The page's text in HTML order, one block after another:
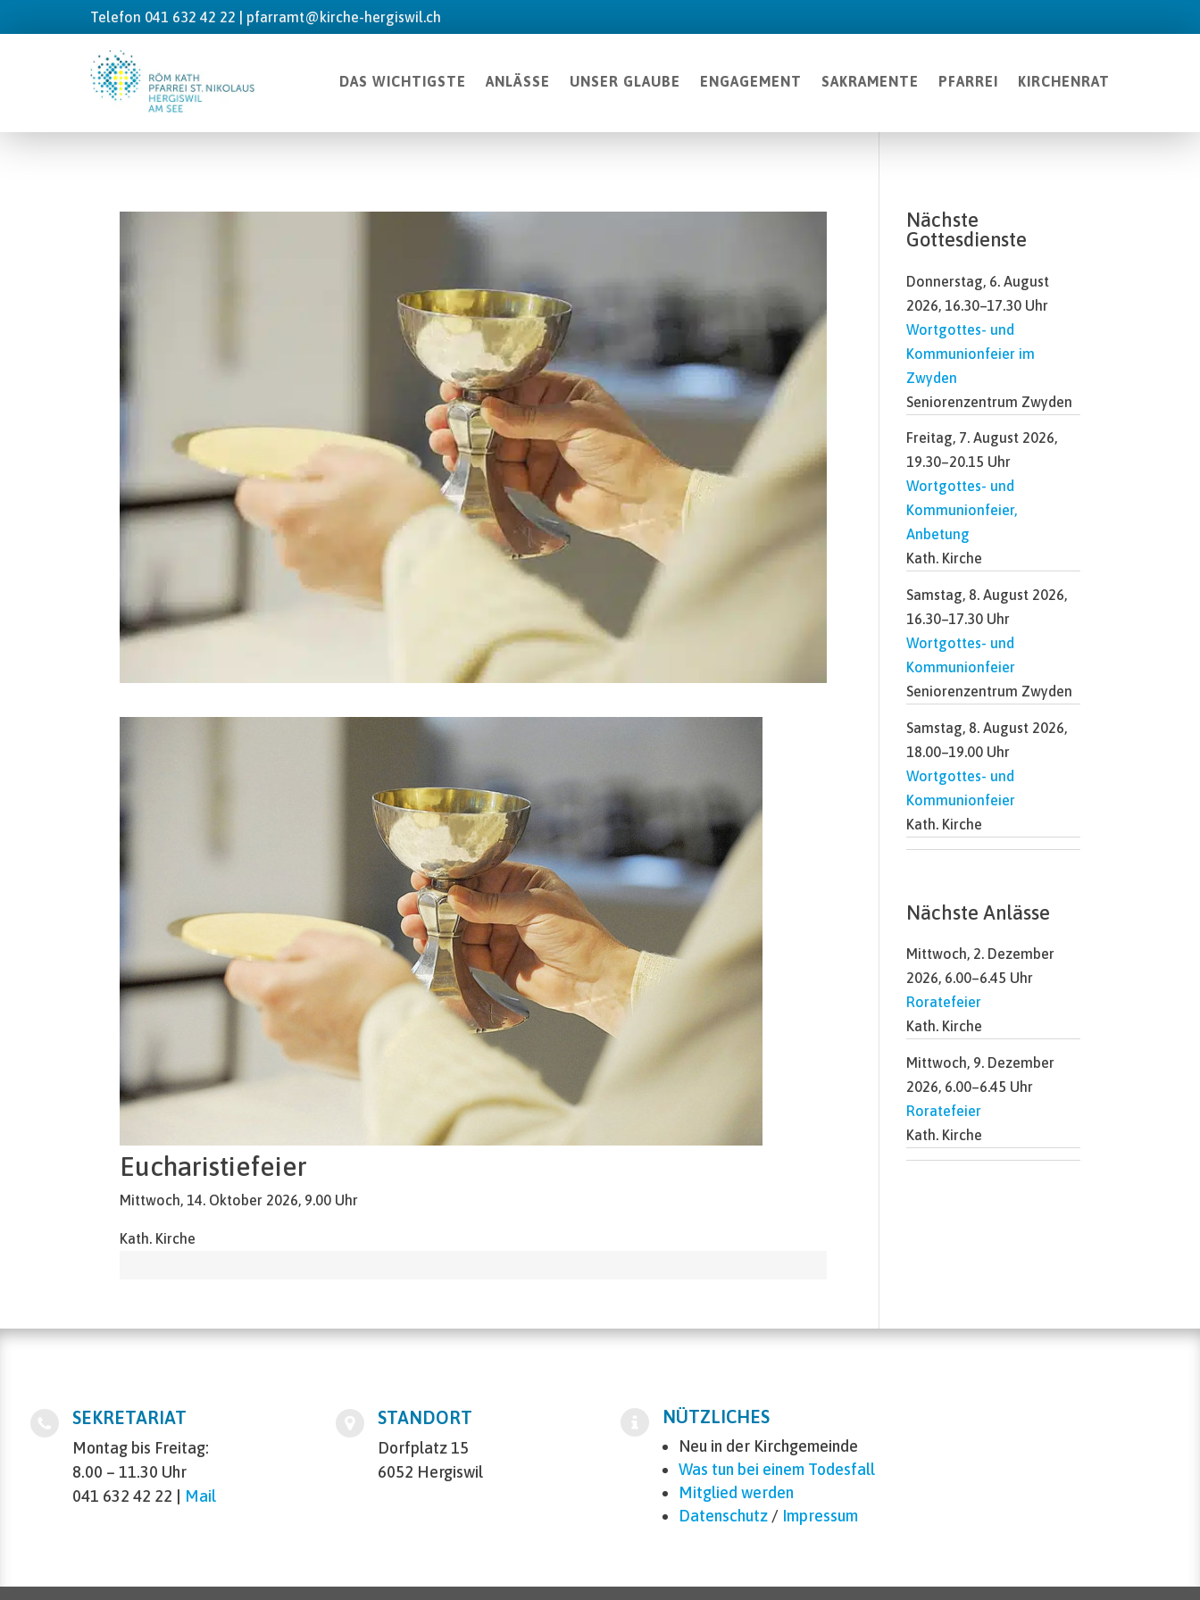
Telefon 041 632 42 22 | pfarramt@kirche-hergiswil.ch
DAS WICHTIGSTE ANLÄSSE UNSER GLAUBE ENGAGEMENT SAKRAMENTE PFARREI KIRCHENRAT
Eucharistiefeier
Mittwoch, 14. Oktober 2026, 9.00 Uhr
Kath. Kirche
Nächste
Gottesdienste
Donnerstag, 6. August
2026, 16.30–17.30 Uhr
Wortgottes- und
Kommunionfeier im
Zwyden
Seniorenzentrum Zwyden
Freitag, 7. August 2026,
19.30–20.15 Uhr
Wortgottes- und
Kommunionfeier,
Anbetung
Kath. Kirche
Samstag, 8. August 2026,
16.30–17.30 Uhr
Wortgottes- und
Kommunionfeier
Seniorenzentrum Zwyden
Samstag, 8. August 2026,
18.00–19.00 Uhr
Wortgottes- und
Kommunionfeier
Kath. Kirche
Nächste Anlässe
Mittwoch, 2. Dezember
2026, 6.00–6.45 Uhr
Roratefeier
Kath. Kirche
Mittwoch, 9. Dezember
2026, 6.00–6.45 Uhr
Roratefeier
Kath. Kirche
SEKRETARIAT
Montag bis Freitag:
8.00 – 11.30 Uhr
041 632 42 22 |
Mail
STANDORT
Dorfplatz 15
6052 Hergiswil
NÜTZLICHES
Neu in der Kirchgemeinde
Was tun bei einem Todesfall
Mitglied werden
Datenschutz / Impressum